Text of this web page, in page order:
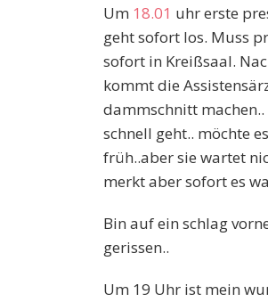
Um 18.01 uhr erste
geht sofort los. Muss
sofort in Kreißsaal.
kommt die
dammschnitt
schnell geht.. möchte
früh..aber sie wartet
merkt aber sofort es
Bin auf ein schlag
gerissen..
Um 19 Uhr ist mein